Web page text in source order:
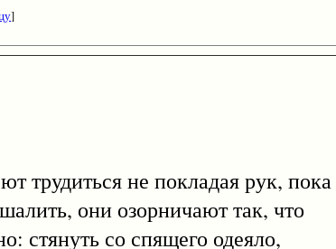
]
не покладая рук, пока
они озорничают так, что
стянуть со спящего одеяло,